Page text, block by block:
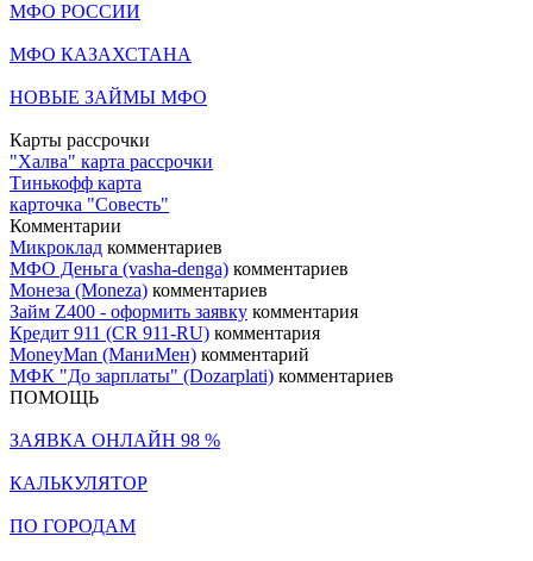
МФО РОССИИ
МФО КАЗАХСТАНА
НОВЫЕ ЗАЙМЫ МФО
Карты рассрочки
"Халва" карта рассрочки
Тинькофф карта
карточка "Совесть"
Комментарии
Микроклад комментариев
МФО Деньга (vasha-denga) комментариев
Монеза (Moneza) комментариев
Займ Z400 - оформить заявку комментария
Кредит 911 (CR 911-RU) комментария
MoneyMan (МаниМен) комментарий
МФК "До зарплаты" (Dozarplati) комментариев
ПОМОЩЬ
ЗАЯВКА ОНЛАЙН 98 %
КАЛЬКУЛЯТОР
ПО ГОРОДАМ